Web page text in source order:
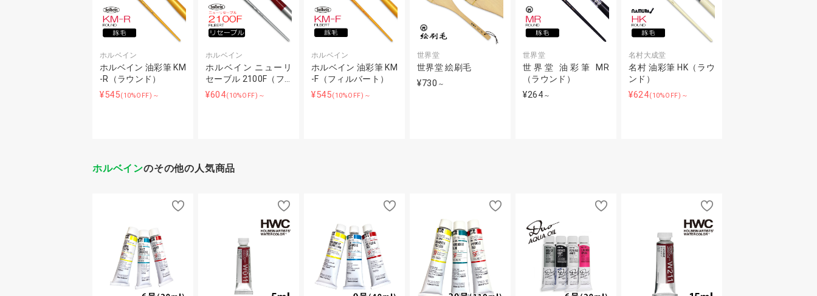
ホルベイン
ホルベイン 油彩筆 KM
-R（ラウンド）
¥545(10%OFF)～
ホルベイン
ホルベイン ニューリ
セーブル 2100F（フ…
¥604(10%OFF)～
ホルベイン
ホルベイン 油彩筆 KM
-F（フィルバート）
¥545(10%OFF)～
世界堂
世界堂 絵刷毛
¥730 ～
世界堂
世界堂 油彩筆 MR
（ラウンド）
¥264 ～
名村大成堂
名村 油彩筆 HK（ラウ
ンド）
¥624(10%OFF)～
ホルベインのその他の人気商品